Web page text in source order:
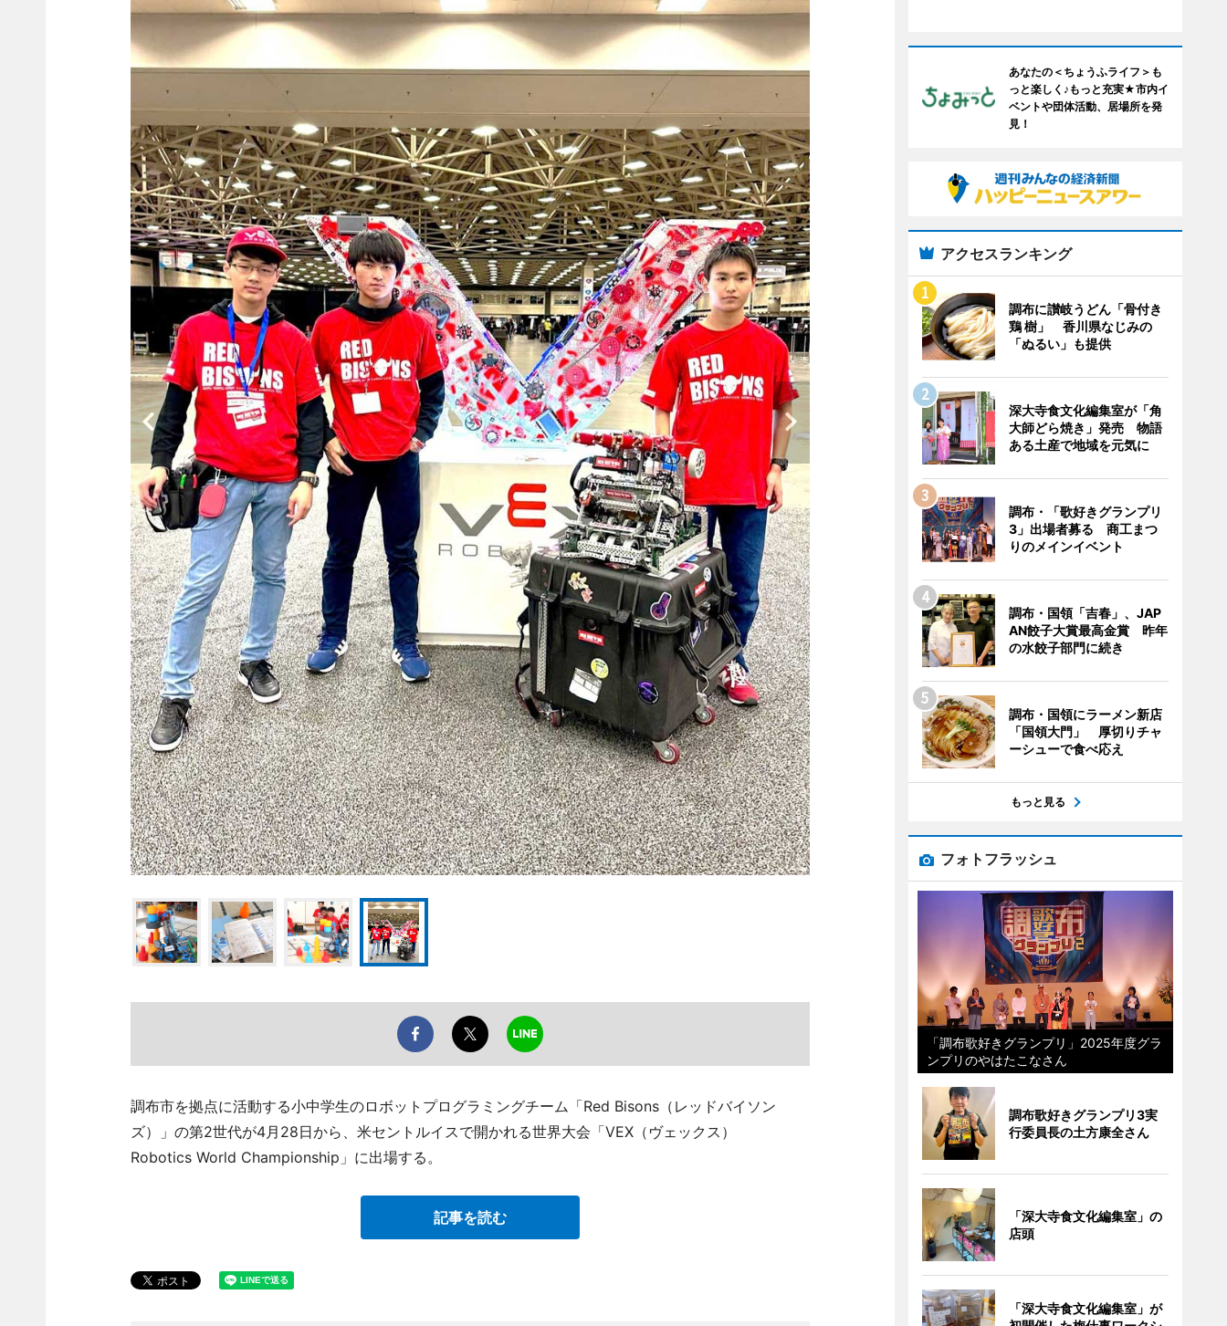
調布市を拠点に活動する小中学生のロボットプログラミングチーム「Red Bisons（レッドバイソン
ズ）」の第2世代が4月28日から、米セントルイスで開かれる世界大会「VEX（ヴェックス）
Robotics World Championship」に出場する。
記事を読む
あなたの＜ちょうふライフ＞も
っと楽しく♪もっと充実★市内イ
ベントや団体活動、居場所を発
見！
アクセスランキング
調布に讃岐うどん「骨付き
鶏 樹」 香川県なじみの
「ぬるい」も提供
深大寺食文化編集室が「角
大師どら焼き」発売 物語
ある土産で地域を元気に
調布・「歌好きグランプリ
3」出場者募る 商工まつ
りのメインイベント
調布・国領「吉春」、JAP
AN餃子大賞最高金賞 昨年
の水餃子部門に続き
調布・国領にラーメン新店
「国領大門」 厚切りチャ
ーシューで食べ応え
もっと見る
フォトフラッシュ
「調布歌好きグランプリ」2025年度グラ
ンプリのやはたこなさん
調布歌好きグランプリ3実
行委員長の土方康全さん
「深大寺食文化編集室」の
店頭
「深大寺食文化編集室」が